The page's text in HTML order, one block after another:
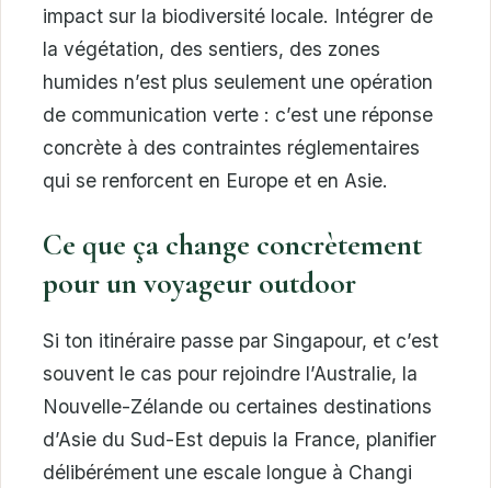
impact sur la biodiversité locale. Intégrer de
la végétation, des sentiers, des zones
humides n’est plus seulement une opération
de communication verte : c’est une réponse
concrète à des contraintes réglementaires
qui se renforcent en Europe et en Asie.
Ce que ça change concrètement
pour un voyageur outdoor
Si ton itinéraire passe par Singapour, et c’est
souvent le cas pour rejoindre l’Australie, la
Nouvelle-Zélande ou certaines destinations
d’Asie du Sud-Est depuis la France, planifier
délibérément une escale longue à Changi